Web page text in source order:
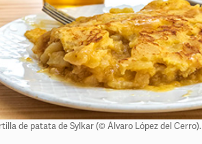
de patata de Sylkar (© Álvaro López del Cerro).